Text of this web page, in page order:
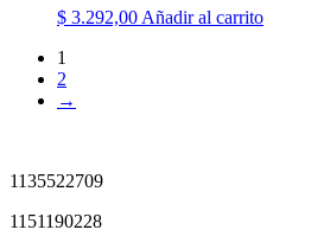
$ 3.292,00 Añadir al carrito
1
2
→
1135522709
1151190228